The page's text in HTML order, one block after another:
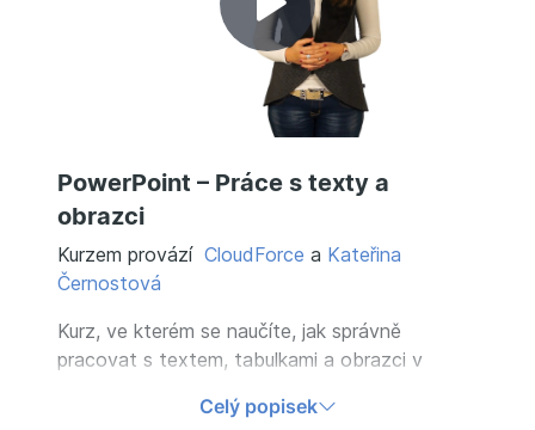
Přehrát
video
PowerPoint – Práce s texty a
obrazci
Kurzem provází CloudForce a Kateřina
Černostová
Kurz, ve kterém se naučíte, jak správně
pracovat s textem, tabulkami a obrazci v
vytvářet tabulky a pracovat s obrazci. Vše si
Celý popisek